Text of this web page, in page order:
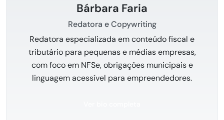
Bárbara Faria
Redatora e Copywriting
Redatora especializada em conteúdo fiscal e
tributário para pequenas e médias empresas,
com foco em NFSe, obrigações municipais e
linguagem acessível para empreendedores.